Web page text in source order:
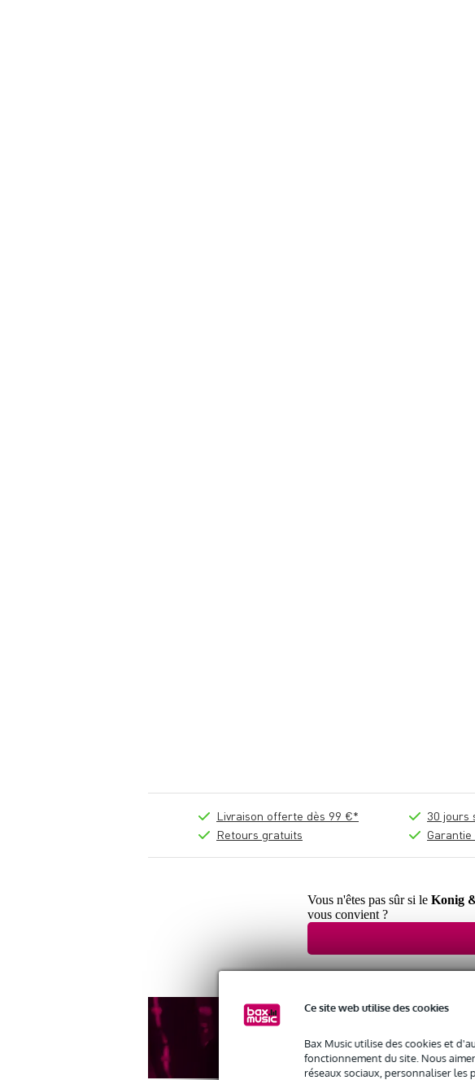
Ce site web utilise des cookies
Bax Music utilise des cookies et
fonctionnement du site. Nous
réseaux sociaux, personnaliser les
Livraison offerte dès 99 €*
Retours gratuits
30 jours
Vous n'êtes pas sûr si le Konig
vous convient ?